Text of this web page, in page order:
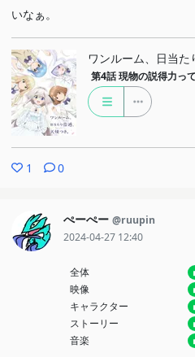
いなぁ。
ワンルーム、日当た
第4話 現物の説得力っ
1 0
ぺーぺー @ruupin
2024-04-27 12:40
全体
映像
キャラクター
ストーリー
音楽